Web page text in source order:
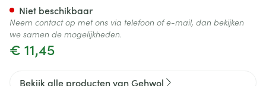
€ 11,45
Niet beschikbaar
Neem contact op met ons via telefoon of e-mail, dan bekijken
we samen de mogelijkheden.
Bekijk alle producten van Gehwol